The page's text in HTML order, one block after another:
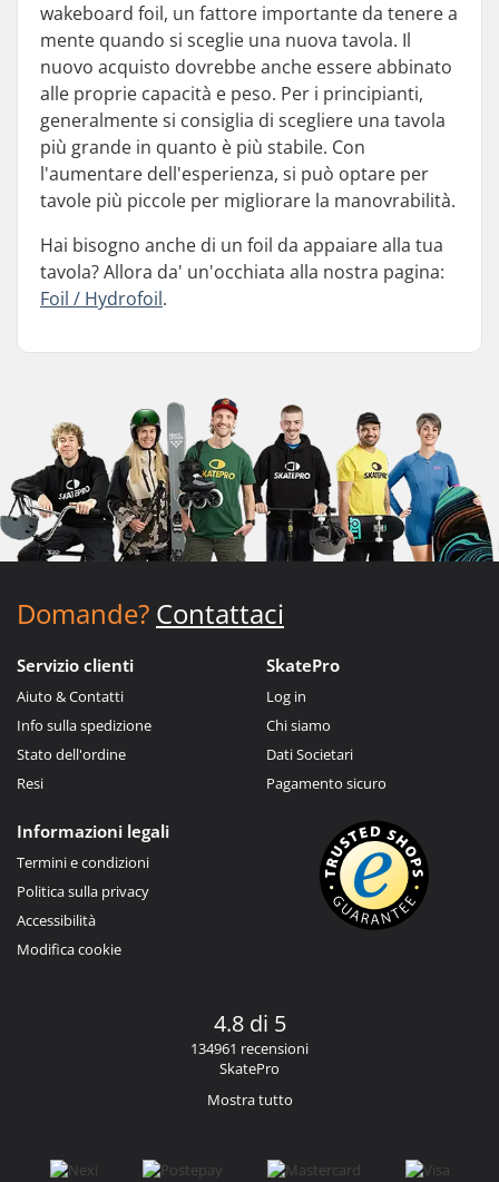
wakeboard foil, un fattore importante da tenere a
mente quando si sceglie una nuova tavola. Il
nuovo acquisto dovrebbe anche essere abbinato
alle proprie capacità e peso. Per i principianti,
generalmente si consiglia di scegliere una tavola
più grande in quanto è più stabile. Con
l'aumentare dell'esperienza, si può optare per
tavole più piccole per migliorare la manovrabilità.
Hai bisogno anche di un foil da appaiare alla tua
tavola? Allora da' un'occhiata alla nostra pagina:
Foil / Hydrofoil.
Domande? Contattaci
Servizio clienti
Aiuto & Contatti
Info sulla spedizione
Stato dell'ordine
Resi
SkatePro
Log in
Chi siamo
Dati Societari
Pagamento sicuro
Informazioni legali
Termini e condizioni
Politica sulla privacy
Accessibilità
Modifica cookie
4.8 di 5
134961 recensioni
SkatePro
Mostra tutto